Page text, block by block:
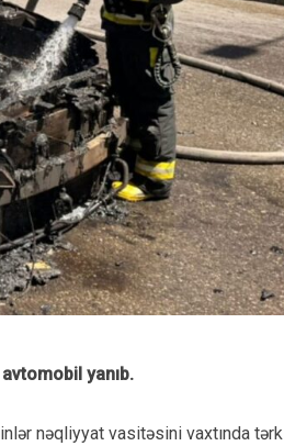
yanıb.
nəqliyyat vasitəsini vaxtında tərk